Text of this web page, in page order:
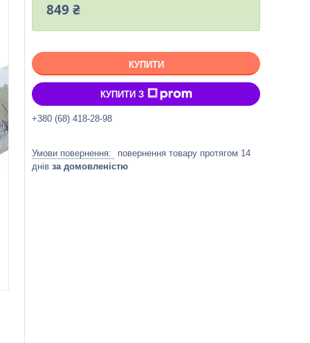
849 ₴
КУПИТИ
КУПИТИ З
+380 (68) 418-28-98
повернення товару протягом 14
днів за домовленістю